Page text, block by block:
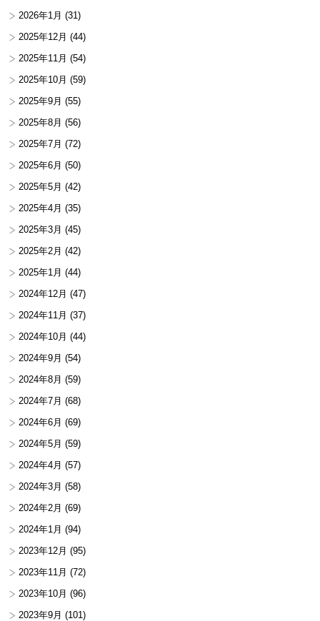
2026年1月 (31)
2025年12月 (44)
2025年11月 (54)
2025年10月 (59)
2025年9月 (55)
2025年8月 (56)
2025年7月 (72)
2025年6月 (50)
2025年5月 (42)
2025年4月 (35)
2025年3月 (45)
2025年2月 (42)
2025年1月 (44)
2024年12月 (47)
2024年11月 (37)
2024年10月 (44)
2024年9月 (54)
2024年8月 (59)
2024年7月 (68)
2024年6月 (69)
2024年5月 (59)
2024年4月 (57)
2024年3月 (58)
2024年2月 (69)
2024年1月 (94)
2023年12月 (95)
2023年11月 (72)
2023年10月 (96)
2023年9月 (101)